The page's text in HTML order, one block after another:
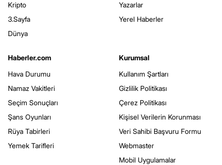
Kripto
3.Sayfa
Dünya
Yazarlar
Yerel Haberler
Haberler.com
Hava Durumu
Namaz Vakitleri
Seçim Sonuçları
Şans Oyunları
Rüya Tabirleri
Yemek Tarifleri
Kurumsal
Kullanım Şartları
Gizlilik Politikası
Çerez Politikası
Kişisel Verilerin Korunması
Veri Sahibi Başvuru Formu
Webmaster
Mobil Uygulamalar